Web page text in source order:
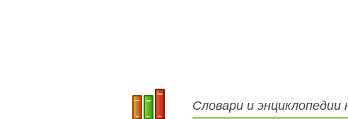
Словари и энциклопедии